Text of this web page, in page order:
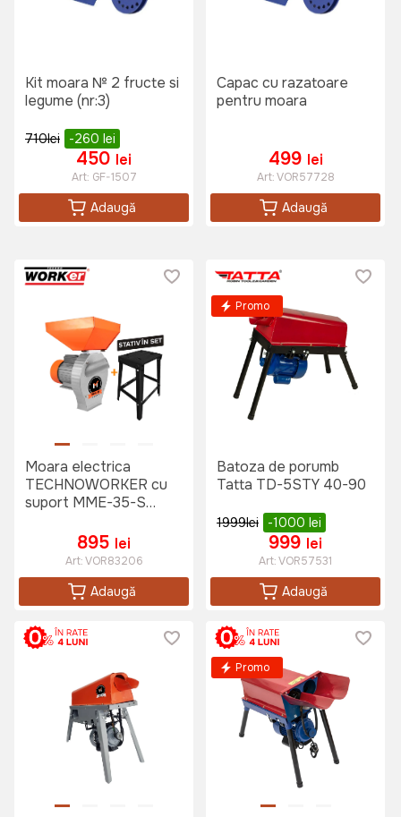
Kit moara № 2 fructe si
legume (nr:3)
710lei -260 lei
450 lei
Art: GF-1507
Adaugă
Capac cu razatoare
pentru moara
499 lei
Art:VOR57728
Adaugă
Moara electrica
TECHNOWORKER cu
suport MME-35-S
895 lei
Art:VOR83206
Adaugă
Promo
Batoza de porumb
Tatta TD-5STY 40-90
1999lei -1000 lei
999 lei
Art:VOR57531
Adaugă
Promo